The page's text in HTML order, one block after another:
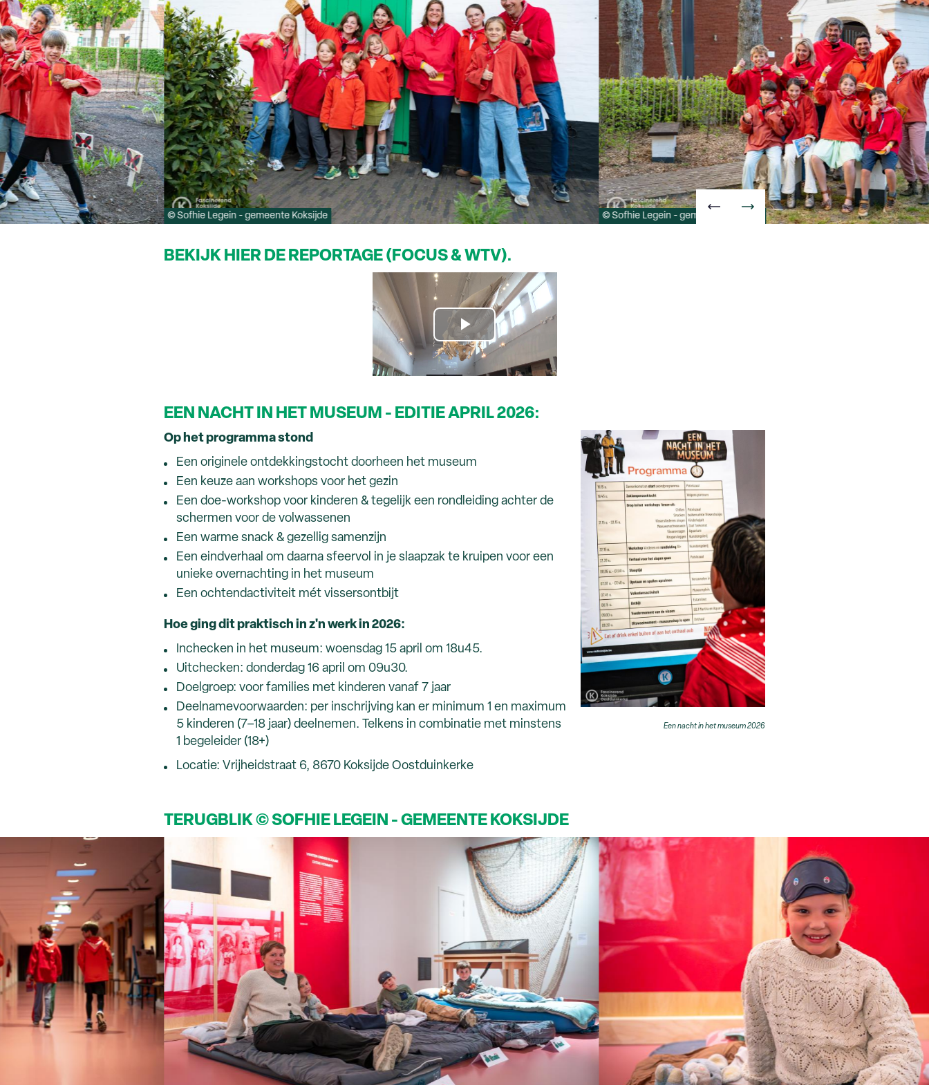
© Sofhie Legein - gemeente Koksijde © Sofhie Legein - gemeente Koksijde
BEKIJK HIER DE REPORTAGE (FOCUS & WTV).
EEN NACHT IN HET MUSEUM - EDITIE APRIL 2026:
Een nacht in het museum 2026
Op het programma stond
Een originele ontdekkingstocht doorheen het museum
Een keuze aan workshops voor het gezin
Een doe-workshop voor kinderen & tegelijk een rondleiding achter de
schermen voor de volwassenen
Een warme snack & gezellig samenzijn
Een eindverhaal om daarna sfeervol in je slaapzak te kruipen voor een
unieke overnachting in het museum
Een ochtendactiviteit mét vissersontbijt
Hoe ging dit praktisch in z'n werk in 2026:
Inchecken in het museum: woensdag 15 april om 18u45.
Uitchecken: donderdag 16 april om 09u30.
Doelgroep: voor families met kinderen vanaf 7 jaar
Deelnamevoorwaarden: per inschrijving kan er minimum 1 en maximum
5 kinderen (7–18 jaar) deelnemen. Telkens in combinatie met minstens
1 begeleider (18+)
Locatie: Vrijheidstraat 6, 8670 Koksijde Oostduinkerke
TERUGBLIK © SOFHIE LEGEIN - GEMEENTE KOKSIJDE